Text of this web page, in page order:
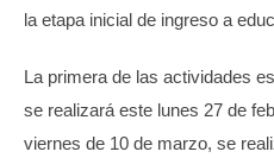
la etapa inicial de ingreso a
La primera de las actividades
se realizará este lunes 27 de
viernes de 10 de marzo, se